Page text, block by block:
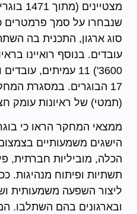
שנבחרו על סמך פרמטרים
סוג ארגון, התכנית בה
עובדים. בנוסף רואיינו
3600') 11 עמיתים,
17 הבוגרים. במסגרת
(תמטי) של ראיונות עומק
ממצאי המחקר הראו כי
הישגים משמעותיים
הכלה, מוביליות חברתית,
תשתיות ופיתוח מנהיגות.
ליצור השפעה משמעותית
ובארגונים בהם השתלבו.